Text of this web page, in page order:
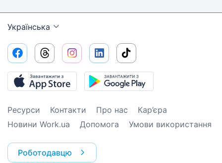
Українська
Ресурси Контакти Про нас
Кар’єра
Новини Work.ua
Допомога Умови використання
Роботодавцю